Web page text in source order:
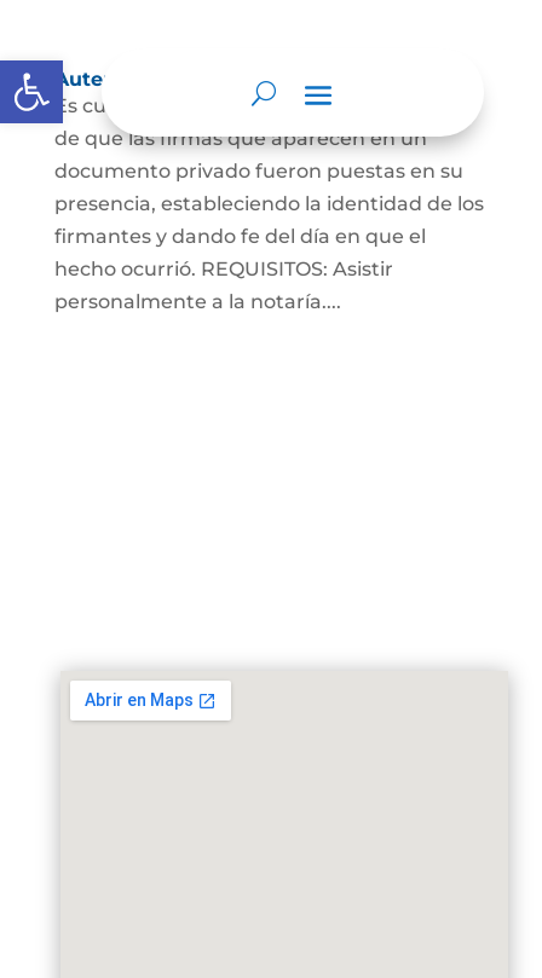
Abrir barra de herramientas
Autenticaciones
Es cuando el notario da testimonio escrito
de que las firmas que aparecen en un
documento privado fueron puestas en su
presencia, estableciendo la identidad de los
firmantes y dando fe del día en que el
hecho ocurrió. REQUISITOS: Asistir
personalmente a la notaría....